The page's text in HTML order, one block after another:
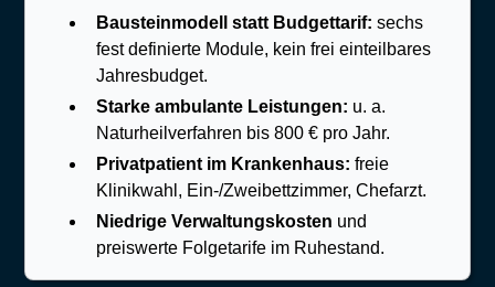
Bausteinmodell statt Budgettarif: sechs
fest definierte Module, kein frei einteilbares
Jahresbudget.
Starke ambulante Leistungen: u. a.
Naturheilverfahren bis 800 € pro Jahr.
Privatpatient im Krankenhaus: freie
Klinikwahl, Ein-/Zweibettzimmer, Chefarzt.
Niedrige Verwaltungskosten und
preiswerte Folgetarife im Ruhestand.